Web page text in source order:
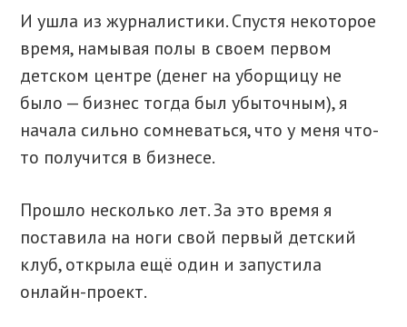
И ушла из журналистики. Спустя некоторое
время, намывая полы в своем первом
детском центре (денег на уборщицу не
было — бизнес тогда был убыточным), я
начала сильно сомневаться, что у меня что-
то получится в бизнесе.
Прошло несколько лет. За это время я
поставила на ноги свой первый детский
клуб, открыла ещё один и запустила
онлайн-проект.